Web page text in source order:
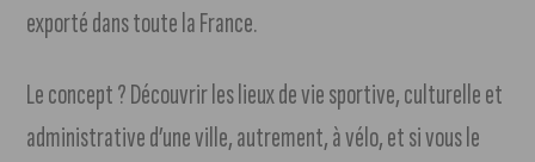
exporté dans toute la France.
Le concept ? Découvrir les lieux de vie sportive, culturelle et
administrative d’une ville, autrement, à vélo, et si vous le